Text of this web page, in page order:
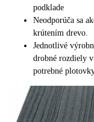
podklade
Neodporúča sa
krútením drevo.
Jednotlivé
drobné rozdiely
potrebné